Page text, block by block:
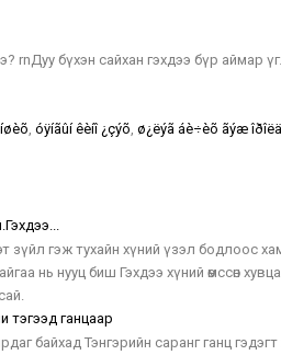
rnДуу бүхэн сайхан гэхдээ бүр аймар
, óÿíãûí êèíî ¿çýõ, ø¿ëýã áè÷èõ ãýæ
гэж тухайн хүний үзэл бодлоос
нь нууц биш Гэхдээ хүний өмссөн
тэгээд ганцаар
байхад Тэнгэрийн саранг ганц